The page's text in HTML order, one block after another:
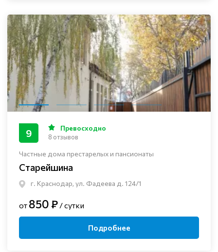
Частные дома престарелых и пансионаты
Старейшина
г. Краснодар, ул. Фадеева д. 124/1
9 Превосходно
8 отзывов
от 850 ₽ / сутки
Подробнее